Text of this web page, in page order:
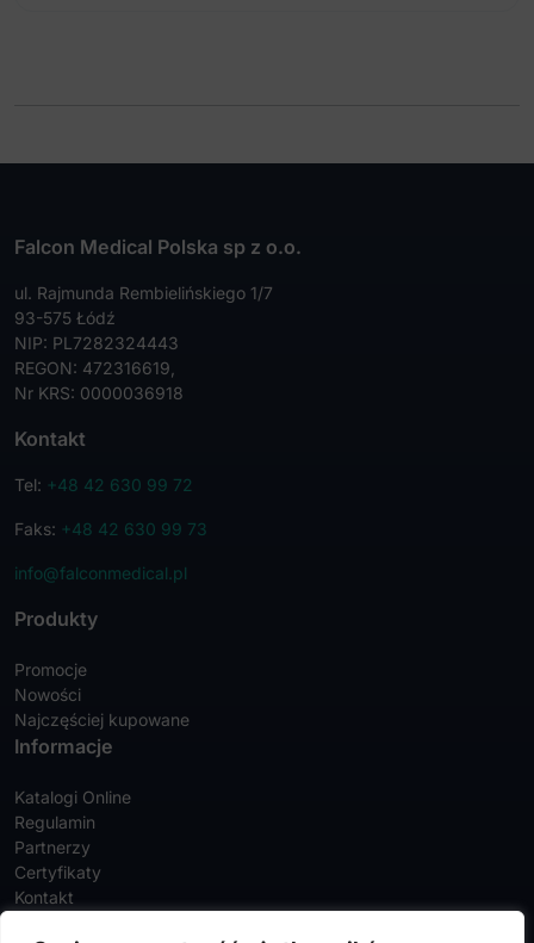
Falcon Medical Polska sp z o.o.
ul. Rajmunda Rembielińskiego 1/7
93-575 Łódź
NIP: PL7282324443
REGON: 472316619,
Nr KRS: 0000036918
Kontakt
Tel: +48 42 630 99 72
Faks: +48 42 630 99 73
info@falconmedical.pl
Produkty
Promocje
Nowości
Najczęściej kupowane
Informacje
Katalogi Online
Regulamin
Partnerzy
Certyfikaty
Kontakt